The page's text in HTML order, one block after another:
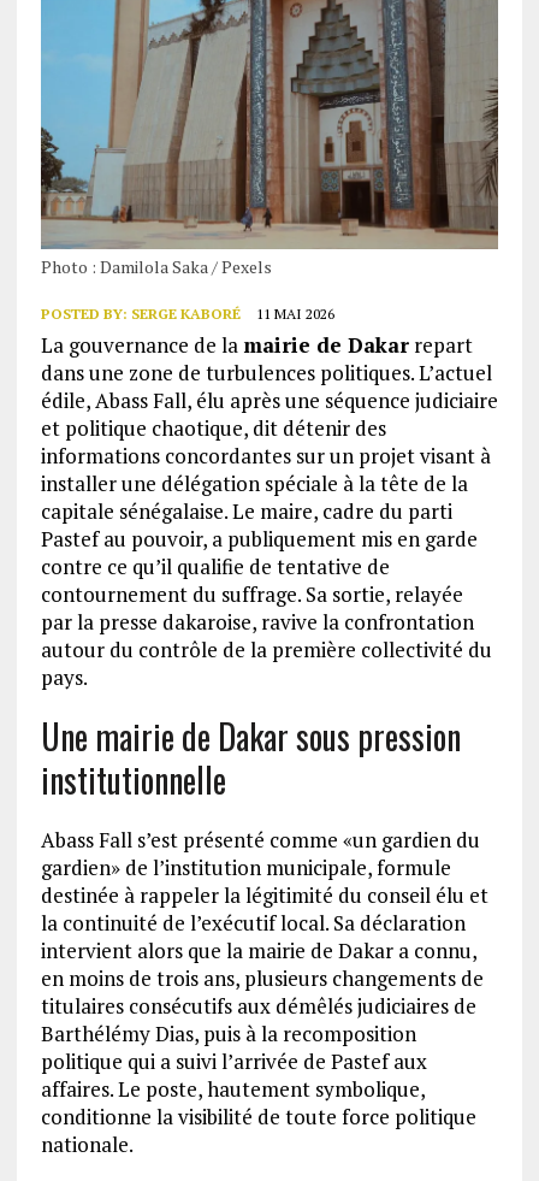
Photo : Damilola Saka / Pexels
POSTED BY: SERGE KABORÉ 11 MAI 2026
La gouvernance de la mairie de Dakarrepart
dans une zone de turbulences politiques. L’actuel
édile, Abass Fall, élu après une séquence judiciaire
et politique chaotique, dit détenir des
informations concordantes sur un projet visant à
installer une délégation spéciale à la tête de la
capitale sénégalaise. Le maire, cadre du parti
Pastef au pouvoir, a publiquement mis en garde
contre ce qu’il qualifie de tentative de
contournement du suffrage. Sa sortie, relayée
par la presse dakaroise, ravive la confrontation
autour du contrôle de la première collectivité du
pays.
Une mairie de Dakar sous pression
institutionnelle
Abass Fall s’est présenté comme «un gardien du
gardien» de l’institution municipale, formule
destinée à rappeler la légitimité du conseil élu et
la continuité de l’exécutif local. Sa déclaration
intervient alors que la mairie de Dakar a connu,
en moins de trois ans, plusieurs changements de
titulaires consécutifs aux démêlés judiciaires de
Barthélémy Dias, puis à la recomposition
politique qui a suivi l’arrivée de Pastef aux
affaires. Le poste, hautement symbolique,
conditionne la visibilité de toute force politique
nationale.